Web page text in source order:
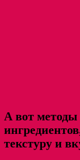
А вот
текстуру и